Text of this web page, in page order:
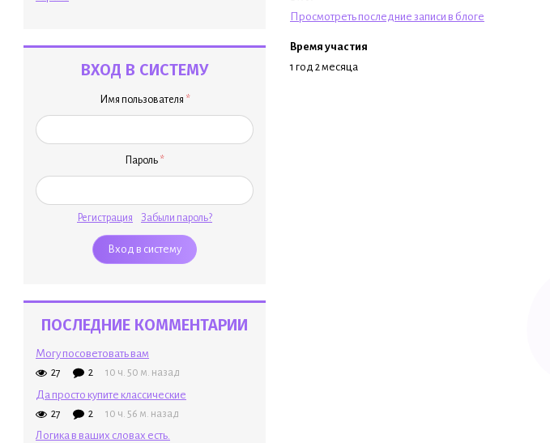
ВХОД В СИСТЕМУ
Имя пользователя *
Пароль *
Регистрация Забыли пароль?
ПОСЛЕДНИЕ КОММЕНТАРИИ
Могу посоветовать вам
27 2 10 ч. 50 м. назад
Да просто купите классические
27 2 10 ч. 56 м. назад
Логика в ваших словах есть.
Просмотреть последние записи в блоге
Время участия
1 год 2 месяца